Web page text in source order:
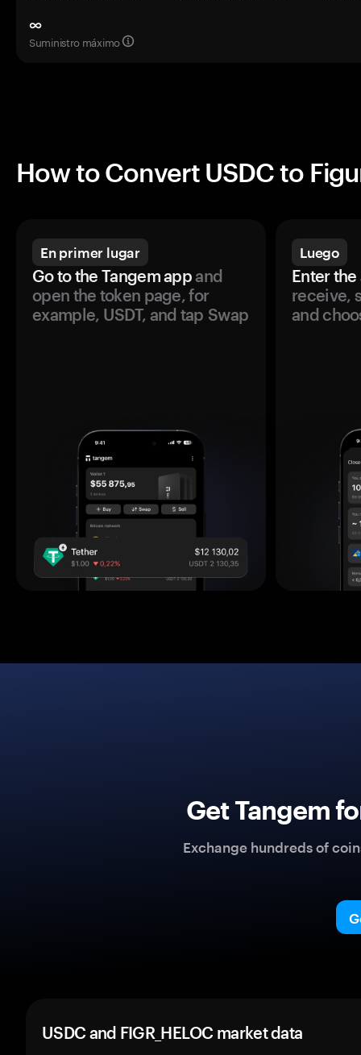
∞
Suministro máximo
How to Convert USDC to
En primer lugar
Go to the Tangem appand
open the token page, for
example, USDT, and tap Swap
Luego
Enter the
receive,
and
Get Tangem
Exchange hundreds of
USDC and FIGR_HELOC market data